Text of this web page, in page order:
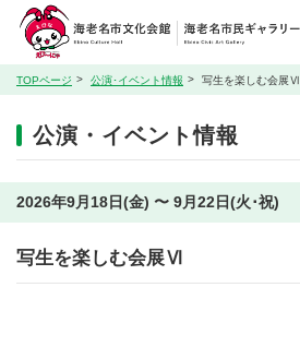
TOPページ 公演･イベント情報 写生を楽しむ会展Ⅵ
公演・イベント情報
2026年9月18日(金) 〜 9月22日(火･祝)
写生を楽しむ会展Ⅵ